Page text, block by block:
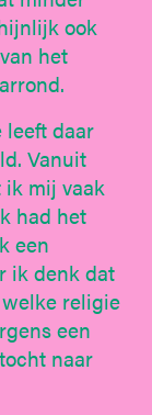
ook
het
daar
Vanuit
mij vaak
had het
een
ik denk dat
religie
een
naar